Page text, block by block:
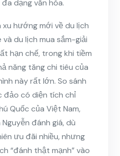
dạng văn hóa.
xu hướng mới về du lịch
du lịch mua sắm-giải
hạn chế, trong khi tiềm
năng tăng chi tiêu của
này rất lớn. So sánh
đảo có diện tích chỉ
Quốc của Việt Nam,
đánh giá, dù
ưu đãi nhiều, nhưng
“đánh thật mạnh” vào